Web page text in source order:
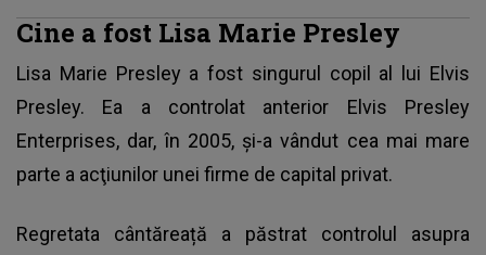
Cine a fost Lisa Marie Presley
Lisa Marie Presley a fost singurul copil al lui Elvis
Presley. Ea a controlat anterior Elvis Presley
Enterprises, dar, în 2005, şi-a vândut cea mai mare
parte a acţiunilor unei firme de capital privat.
Regretata cântăreață a păstrat controlul asupra